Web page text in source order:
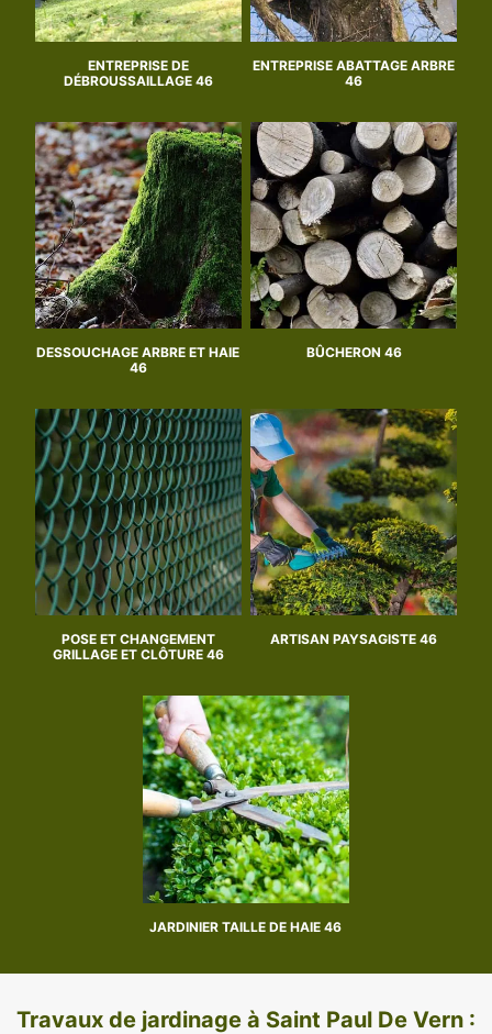
ENTREPRISE DE
DÉBROUSSAILLAGE 46
ENTREPRISE ABATTAGE ARBRE
46
DESSOUCHAGE ARBRE ET HAIE
46
BÛCHERON 46
POSE ET CHANGEMENT
GRILLAGE ET CLÔTURE 46
ARTISAN PAYSAGISTE 46
JARDINIER TAILLE DE HAIE 46
Travaux de jardinage à Saint Paul De Vern :